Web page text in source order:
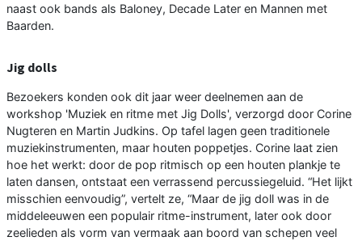
naast ook bands als Baloney, Decade Later en Mannen met
Baarden.
Jig dolls
Bezoekers konden ook dit jaar weer deelnemen aan de
workshop 'Muziek en ritme met Jig Dolls', verzorgd door Corine
Nugteren en Martin Judkins. Op tafel lagen geen traditionele
muziekinstrumenten, maar houten poppetjes. Corine laat zien
hoe het werkt: door de pop ritmisch op een houten plankje te
laten dansen, ontstaat een verrassend percussiegeluid. “Het lijkt
misschien eenvoudig”, vertelt ze, “Maar de jig doll was in de
middeleeuwen een populair ritme-instrument, later ook door
zeelieden als vorm van vermaak aan boord van schepen veel